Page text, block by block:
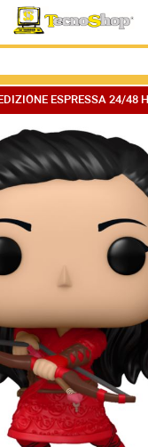
ESPRESSA 24/48 H